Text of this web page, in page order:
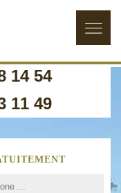
14 54
11 49